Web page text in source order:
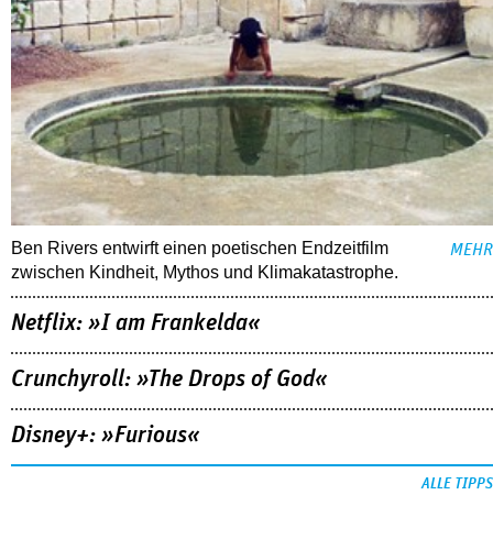
Ben Rivers entwirft einen poetischen Endzeitfilm
zwischen Kindheit, Mythos und Klimakatastrophe.
MEHR
Netflix: »I am Frankelda«
Crunchyroll: »The Drops of God«
Disney+: »Furious«
ALLE TIPPS